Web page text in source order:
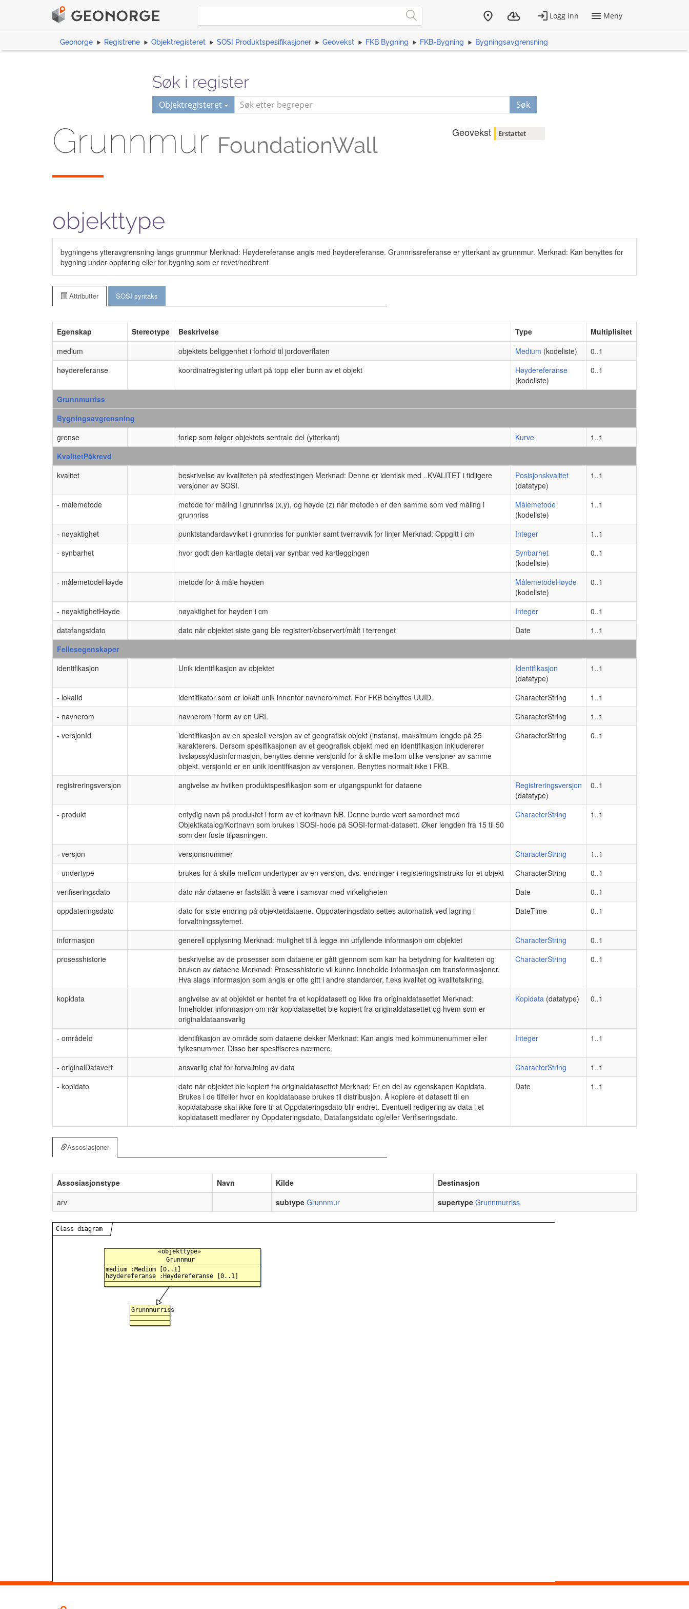
Geonorge Registrene Objektregisteret SOSI Produktspesifikasjoner Geovekst FKB Bygning FKB-Bygning Bygningsavgrensning
Søk i register
Objektregisteret Søk
Grunnmur FoundationWall
objekttype
Geovekst Erstattet
bygningens ytteravgrensning langs grunnmur Merknad: Høydereferanse angis med høydereferanse. Grunnrissreferanse er ytterkant av grunnmur. Merknad: Kan benyttes for
bygning under oppføring eller for bygning som er revet/nedbrent
Attributter SOSI syntaks
Egenskap Stereotype Beskrivelse Type
Multiplisitet
medium
objektets beliggenhet i forhold til jordoverflaten Medium (kodeliste)
0..1
høydereferanse
koordinatregistering utført på topp eller bunn av et objekt
Høydereferanse
(kodeliste)
0..1
Grunnmurriss
Bygningsavgrensning
grense
forløp som følger objektets sentrale del (ytterkant) Kurve
1..1
KvalitetPåkrevd
kvalitet
beskrivelse av kvaliteten på stedfestingen Merknad: Denne er identisk med ..KVALITET i tidligere
versjoner av SOSI.
Posisjonskvalitet
(datatype)
1..1
- målemetode
metode for måling i grunnriss (x,y), og høyde (z) når metoden er den samme som ved måling i
grunnriss
Målemetode
(kodeliste)
1..1
- nøyaktighet punktstandardavviket i grunnriss for punkter samt tverravvik for linjer Merknad: Oppgitt i cm Integer
1..1
- synbarhet
hvor godt den kartlagte detalj var synbar ved kartleggingen
Synbarhet
(kodeliste)
0..1
- målemetodeHøyde metode for å måle høyden
MålemetodeHøyde
(kodeliste)
0..1
- nøyaktighetHøyde nøyaktighet for høyden i cm Integer
0..1
datafangstdato
dato når objektet siste gang ble registrert/observert/målt i terrenget Date
1..1
Fellesegenskaper
identifikasjon
Unik identifikasjon av objektet
Identifikasjon
(datatype)
1..1
- lokalId identifikator som er lokalt unik innenfor navnerommet. For FKB benyttes UUID. CharacterString
1..1
- navnerom
navnerom i form av en URI. CharacterString
1..1
- versjonId
identifikasjon av en spesiell versjon av et geografisk objekt (instans), maksimum lengde på 25
karakterers. Dersom spesifikasjonen av et geografisk objekt med en identifikasjon inkludererer
livsløpssyklusinformasjon, benyttes denne versjonId for å skille mellom ulike versjoner av samme
objekt. versjonId er en unik identifikasjon av versjonen. Benyttes normalt ikke i FKB.
CharacterString 0..1
registreringsversjon angivelse av hvilken produktspesifikasjon som er utgangspunkt for dataene
Registreringsversjon
(datatype)
0..1
- produkt
entydig navn på produktet i form av et kortnavn NB. Denne burde vært samordnet med
Objektkatalog/Kortnavn som brukes i SOSI-hode på SOSI-format-datasett. Øker lengden fra 15 til 50
som den føste tilpasningen.
CharacterString 1..1
- versjon versjonsnummer CharacterString
1..1
- undertype
brukes for å skille mellom undertyper av en versjon, dvs. endringer i registeringsinstruks for et objekt CharacterString
0..1
verifiseringsdato
dato når dataene er fastslått å være i samsvar med virkeligheten Date
0..1
oppdateringsdato
dato for siste endring på objektetdataene. Oppdateringsdato settes automatisk ved lagring i
forvaltningssytemet.
DateTime 0..1
informasjon generell opplysning Merknad: mulighet til å legge inn utfyllende informasjon om objektet CharacterString
0..1
prosesshistorie
beskrivelse av de prosesser som dataene er gått gjennom som kan ha betydning for kvaliteten og
bruken av dataene Merknad: Prosesshistorie vil kunne inneholde informasjon om transformasjoner.
Hva slags informasjon som angis er ofte gitt i andre standarder, f.eks kvalitet og kvalitetsikring.
CharacterString 0..1
kopidata
angivelse av at objektet er hentet fra et kopidatasett og ikke fra originaldatasettet Merknad:
Inneholder informasjon om når kopidatasettet ble kopiert fra originaldatasettet og hvem som er
originaldataansvarlig
Kopidata (datatype) 0..1
- områdeId
identifikasjon av område som dataene dekker Merknad: Kan angis med kommunenummer eller
fylkesnummer. Disse bør spesifiseres nærmere.
Integer 1..1
- originalDatavert ansvarlig etat for forvaltning av data CharacterString
1..1
- kopidato
dato når objektet ble kopiert fra originaldatasettet Merknad: Er en del av egenskapen Kopidata.
Brukes i de tilfeller hvor en kopidatabase brukes til distribusjon. Å kopiere et datasett til en
kopidatabase skal ikke føre til at Oppdateringsdato blir endret. Eventuell redigering av data i et
kopidatasett medfører ny Oppdateringsdato, Datafangstdato og/eller Verifiseringsdato.
Date 1..1
Assosiasjoner
Assosiasjonstype Navn Kilde
Destinasjon
arv
subtype Grunnmur supertype Grunnmurriss